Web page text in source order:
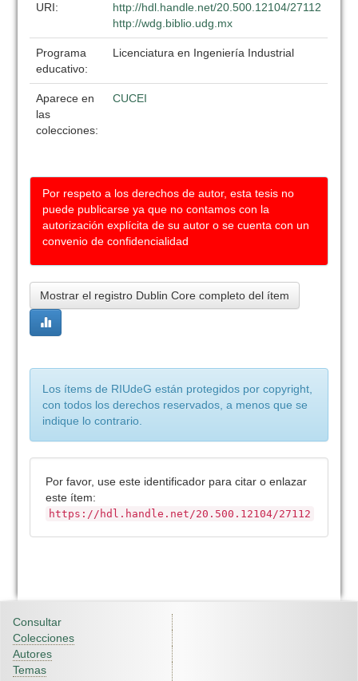
URI:
http://hdl.handle.net/20.500.12104/27112
http://wdg.biblio.udg.mx
Programa
educativo:
Licenciatura en Ingeniería Industrial
Aparece en
las
colecciones:
CUCEI
Por respeto a los derechos de autor, esta tesis no
puede publicarse ya que no contamos con la
autorización explícita de su autor o se cuenta con un
convenio de confidencialidad
Mostrar el registro Dublin Core completo del ítem
Los ítems de RIUdeG están protegidos por copyright,
con todos los derechos reservados, a menos que se
indique lo contrario.
Por favor, use este identificador para citar o enlazar
este ítem:
https://hdl.handle.net/20.500.12104/27112
Consultar
Colecciones
Autores
Temas